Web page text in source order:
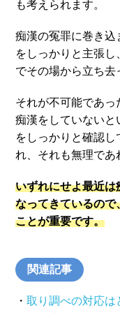
も考えられます。
痴漢の冤罪に巻き込
をしっかりと主張し
でその場から立ち去
それが不可能であっ
痴漢をしていないと
をしっかりと確認
れ、それも無理であ
いずれにせよ最近
なってきているの
ことが重要です。
関連記事
・取り調べの対応は